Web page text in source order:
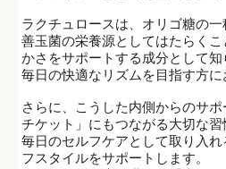
ラクチュロースは、オリゴ糖の一
善玉菌の栄養源としてはたらく
かさをサポートする成分として知
毎日の快適なリズムを目指す方に
さらに、こうした内側からのサ
チケット」にもつながる大切な習
毎日のセルフケアとして取り入
フスタイルをサポートします。